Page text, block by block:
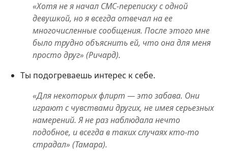
«Хотя не я начал СМС-переписку с одной
девушкой, но я всегда отвечал на ее
многочисленные сообщения. После этого мне
было трудно объяснить ей, что она для меня
просто друг» (Ричард).
Ты подогреваешь интерес к себе.
«Для некоторых флирт — это забава. Они
играют с чувствами других, не имея серьезных
намерений. Я не раз наблюдала нечто
подобное, и всегда в таких случаях кто-то
страдал» (Тамара).